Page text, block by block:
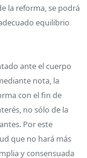
la reforma, se podrá
equilibrio
ante el cuerpo
nota, la
con el fin de
no sólo de la
Por este
que no hará más
y consensuada